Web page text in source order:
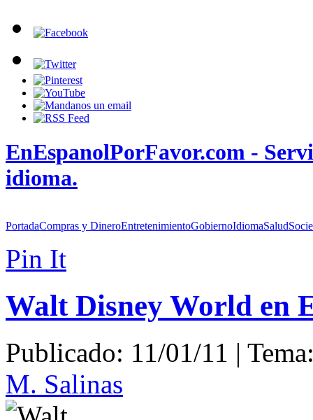
EnEspanolPorFavor.com -
idioma.
PortadaCompras y DineroEntretenimientoGobiernoIdiomaSalud
Pin It
Walt Disney World en
Publicado: 11/01/11 |
M. Salinas